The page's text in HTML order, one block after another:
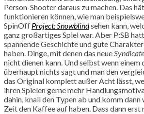
Person-Shooter daraus zu machen. Das
funktionieren können, wie man
SpinOff Project: Snowblindsehen kann,
ganz großartiges Spiel war. Aber P:SB
spannende Geschichte und gute
haben. Dinge, mit denen das neue Syndicate
nicht dienen kann. Und selbst wenn einem
überhaupt nichts sagt und man den
das Original komplett außer Acht lässt,
ihren Spielen gerne mehr
dahin, knall den Typen ab und komm dann
Zeit den Kaffee auf haben. Dass dann